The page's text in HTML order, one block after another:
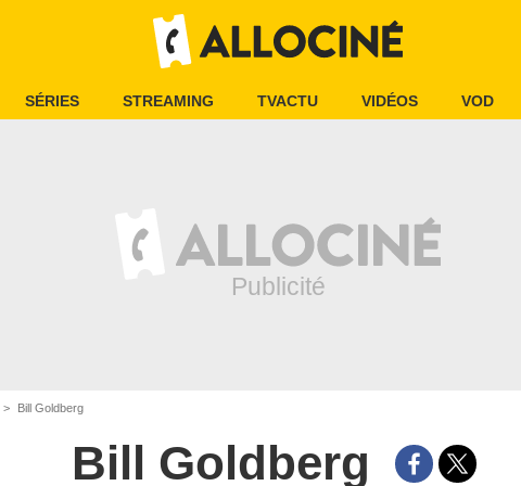
SÉRIES STREAMING TVACTU VIDÉOS VOD
Bill Goldberg
Bill Goldberg